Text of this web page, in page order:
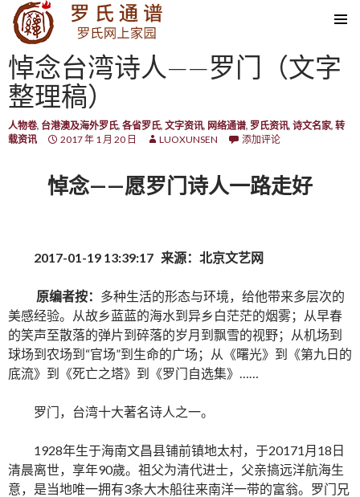
SKIP TO CONTENT
悼念台湾诗人——罗门（文字
整理稿）
人物卷, 台港澳及海外罗氏, 各省罗氏, 文字资讯, 网络通谱, 罗氏资讯, 诗文名家, 转
载资讯
2017 年 1 月 20 日 LUOXUNSEN 添加评论
悼念——愿罗门诗人一路走好
2017-01-19 13:39:17 来源：北京文艺网
原编者按： 多种生活的形态与环境，给他带来多层次的
美感经验。从故乡蓝蓝的海水到异乡白茫茫的烟雾；从早春
的笑声至散落的弹片到碎落的岁月到飘雪的视野；从机场到
球场到农场到“官场”到生命的广场；从《曙光》到《第九日的
底流》到《死亡之塔》到《罗门自选集》……
罗门，台湾十大著名诗人之一。
1928年生于海南文昌县铺前镇地太村，于20171月18日
清晨离世，享年90歲。祖父为清代进士，父亲搞远洋航海生
意，是当地唯一拥有3条大木船往来南洋一带的富翁。罗门兄